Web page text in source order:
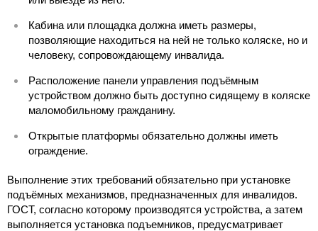
Кабина или площадка должна иметь размеры,
позволяющие находиться на ней не только коляске, но и
человеку, сопровождающему инвалида.
Расположение панели управления подъёмным
устройством должно быть доступно сидящему в коляске
маломобильному гражданину.
Открытые платформы обязательно должны иметь
ограждение.
Выполнение этих требований обязательно при установке
подъёмных механизмов, предназначенных для инвалидов.
ГОСТ, согласно которому производятся устройства, а затем
выполняется установка подъемников, предусматривает